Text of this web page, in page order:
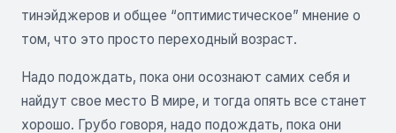
тинэйджеров и общее “оптимистическое” мнение о
том, что это просто переходный возраст.
Надо подождать, пока они осознают самих себя и
найдут свое место В мире, и тогда опять все станет
хорошо. Грубо говоря, надо подождать, пока они